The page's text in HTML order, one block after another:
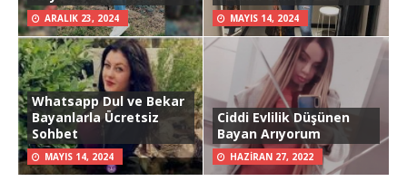
ARALIK 23, 2024 MAYIS 14, 2024
Whatsapp Dul ve Bekar
Bayanlarla Ücretsiz
Sohbet
MAYIS 14, 2024
Ciddi Evlilik Düşünen
Bayan Arıyorum
HAZIRAN 27, 2022